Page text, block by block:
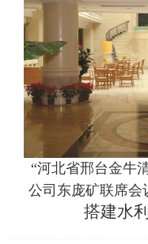
“河北省邢台金牛
公司东庞矿联席会
搭建水